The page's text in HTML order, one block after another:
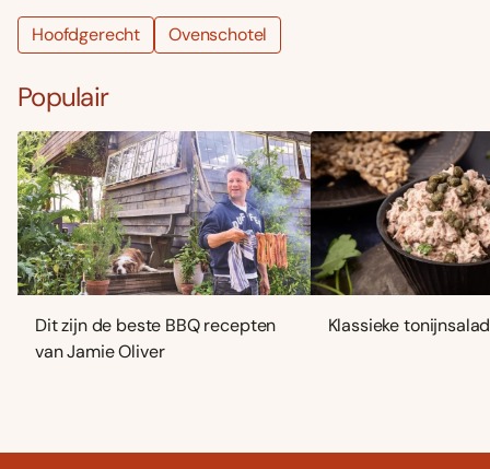
Hoofdgerecht Ovenschotel
Populair
Dit zijn de beste BBQ recepten
van Jamie Oliver
Klassieke